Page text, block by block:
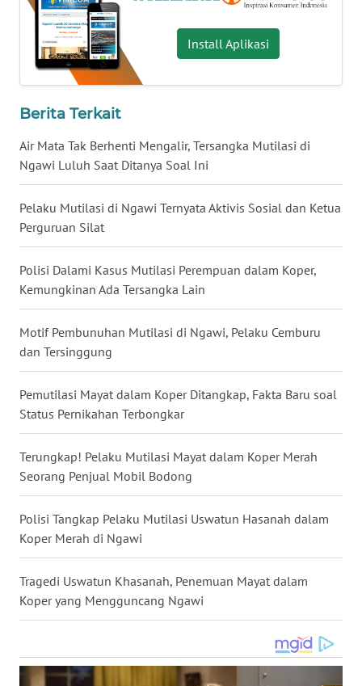
Install Aplikasi
Berita Terkait
Air Mata Tak Berhenti Mengalir, Tersangka Mutilasi di
Ngawi Luluh Saat Ditanya Soal Ini
Pelaku Mutilasi di Ngawi Ternyata Aktivis Sosial dan Ketua
Perguruan Silat
Polisi Dalami Kasus Mutilasi Perempuan dalam Koper,
Kemungkinan Ada Tersangka Lain
Motif Pembunuhan Mutilasi di Ngawi, Pelaku Cemburu
dan Tersinggung
Pemutilasi Mayat dalam Koper Ditangkap, Fakta Baru soal
Status Pernikahan Terbongkar
Terungkap! Pelaku Mutilasi Mayat dalam Koper Merah
Seorang Penjual Mobil Bodong
Polisi Tangkap Pelaku Mutilasi Uswatun Hasanah dalam
Koper Merah di Ngawi
Tragedi Uswatun Khasanah, Penemuan Mayat dalam
Koper yang Mengguncang Ngawi
WN
NUSANTARA
WN
BALI
KALBAR
KALTENG
KALTARA
WN
KALSEL
WN
KALTIM
WN
SULSEL
WN
WN